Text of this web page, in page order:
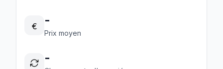
€ -
Prix moyen
-